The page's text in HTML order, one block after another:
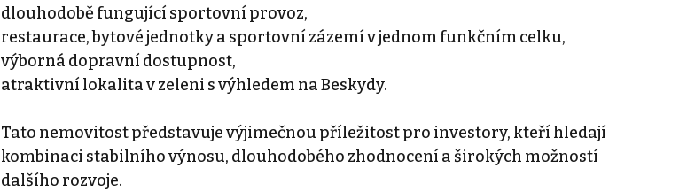
dlouhodobě fungující sportovní provoz,
restaurace, bytové jednotky a sportovní zázemí v jednom funkčním celku,
výborná dopravní dostupnost,
atraktivní lokalita v zeleni s výhledem na Beskydy.
Tato nemovitost představuje výjimečnou příležitost pro investory, kteří hledají
kombinaci stabilního výnosu, dlouhodobého zhodnocení a širokých možností
dalšího rozvoje.